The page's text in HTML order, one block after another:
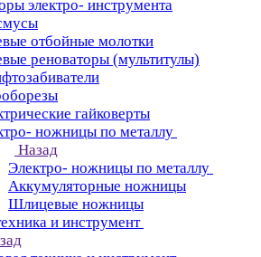
электро- инструмента
отбойные молотки
реноваторы (мультитулы)
гайковерты
ножницы по металлу
Назад
Электро- ножницы по металлу
Аккумуляторные ножницы
Шлицевые ножницы
и инструмент